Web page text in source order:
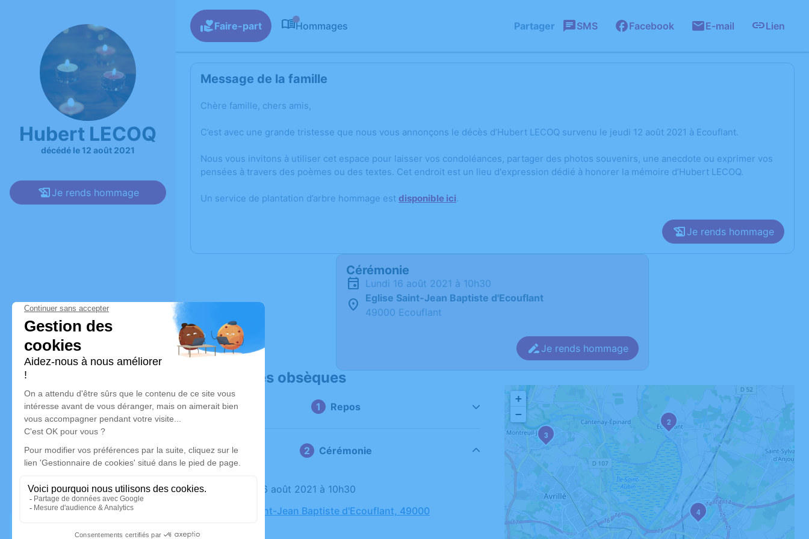
Hubert LECOQ
décédé le 12 août 2021
Je rends hommage
Faire-part Hommages Partager SMS Facebook E-mail Lien
Message de la famille
Chère famille, chers amis,
C’est avec une grande tristesse que nous vous annonçons le décès d’Hubert LECOQ survenu le jeudi 12 août 2021 à Ecouflant.
Nous vous invitons à utiliser cet espace pour laisser vos condoléances, partager des photos souvenirs, une anecdote ou exprimer vos
pensées à travers des poèmes ou des textes. Cet endroit est un lieu d'expression dédié à honorer la mémoire d’Hubert LECOQ.
Un service de plantation d’arbre hommage est disponible ici.
Je rends hommage
Cérémonie
lundi 16 août 2021 à 10h30
Eglise Saint-Jean Baptiste d'Ecouflant
49000 Ecouflant
Je rends hommage
Déroulé des obsèques
Repos
Cérémonie
Le lundi 16 août 2021 à 10h30
Eglise Saint-Jean Baptiste d'Ecouflant, 49000
2
3
4
+
−